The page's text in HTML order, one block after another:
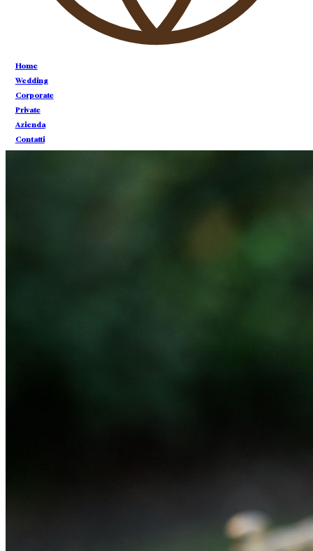
CONTATTI
Home
Wedding
Corporate
Private
Azienda
Contatti